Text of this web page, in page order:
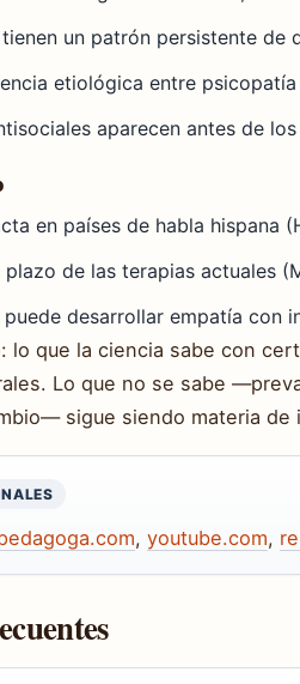
un patrón persistente de
etiológica entre
aparecen antes de
en países de habla hispana
de las terapias actuales
desarrollar empatía con
lo que la ciencia sabe con
Lo que no se sabe
sigue siendo materia de
, youtube.com,